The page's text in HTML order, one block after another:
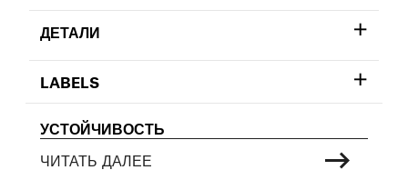
ДЕТАЛИ
LABELS
УСТОЙЧИВОСТЬ
ЧИТАТЬ ДАЛЕЕ